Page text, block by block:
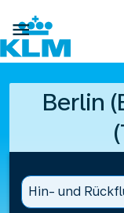

Berlin
Hin- und